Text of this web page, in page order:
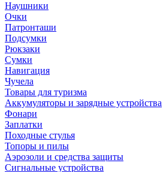
Наушники
Очки
Патронташи
Подсумки
Рюкзаки
Сумки
Навигация
Чучела
Товары для туризма
Аккумуляторы и зарядные устройства
Фонари
Заплатки
Походные стулья
Топоры и пилы
Аэрозоли и средства защиты
Сигнальные устройства